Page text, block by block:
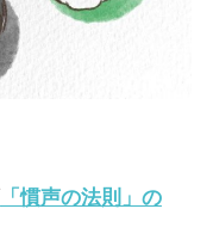
「慣声の法則」の